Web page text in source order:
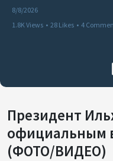
8/8/2026
1.8K Views • 28 Likes • 4
Президент
официальным
(ФОТО/ВИДЕО)